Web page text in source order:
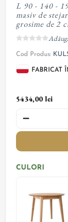
L 90 - 140 -
masiv de
grosime de 2
Cod Produs:
FABRICAT
5434,00 lei
CULORI